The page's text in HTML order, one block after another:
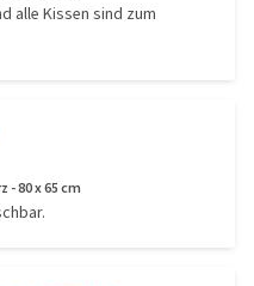
alle Kissen sind zum
- 80 x 65 cm